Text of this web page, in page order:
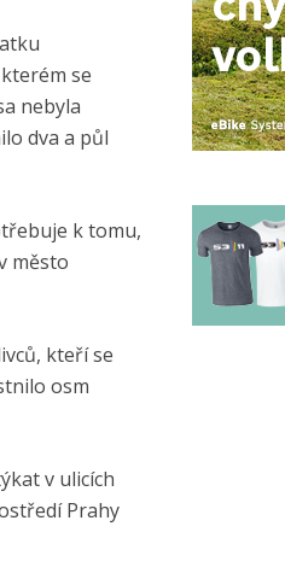
se
nebyla
dva a půl
k tomu,
město
kteří se
osm
v ulicích
Prahy